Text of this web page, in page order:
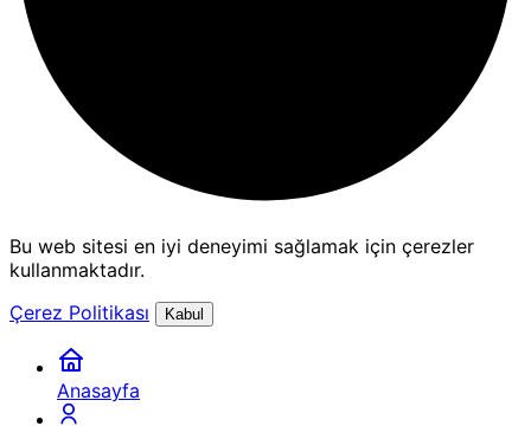
Bu web sitesi en iyi deneyimi sağlamak için çerezler
kullanmaktadır.
Çerez Politikası
Kabul
Anasayfa